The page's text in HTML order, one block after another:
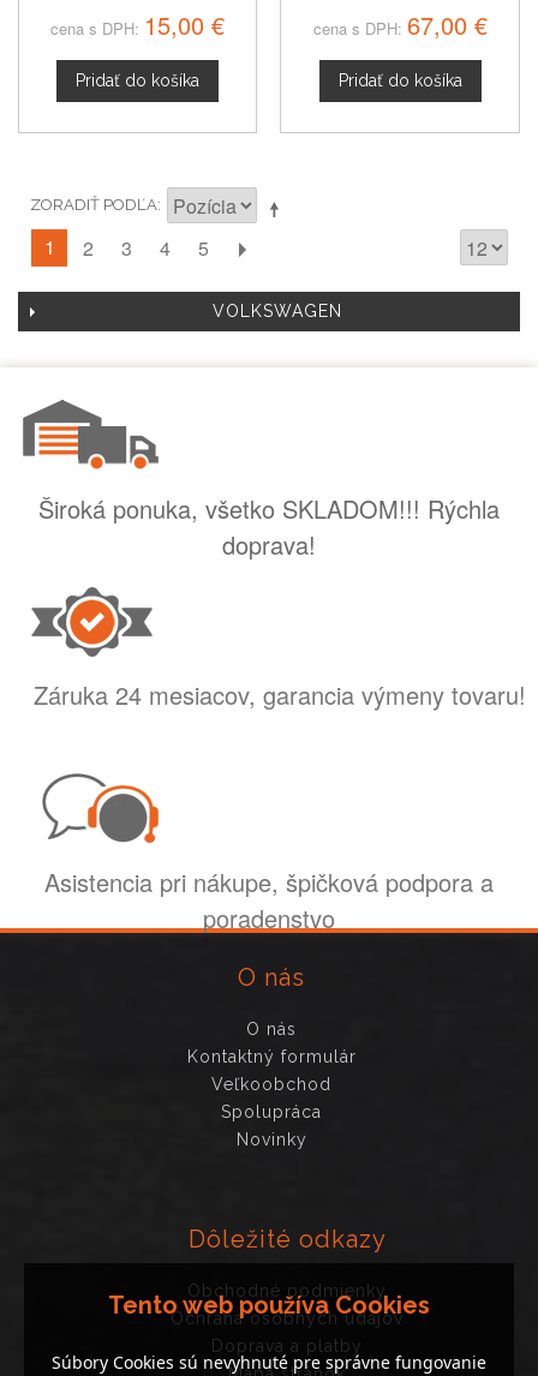
cena s DPH: 15,00 €
Pridať do košíka
3C0412522B
cena s DPH: 67,00 €
Pridať do košíka
ZORADIŤ PODĽA
1 2 3 4 5
VOLKSWAGEN
Široká ponuka, všetko SKLADOM!!! Rýchla
doprava!
Záruka 24 mesiacov, garancia výmeny tovaru!
Asistencia pri nákupe, špičková podpora a
poradenstvo
O nás
O nás
Kontaktný formulár
Veľkoobchod
Spolupráca
Novinky
Dôležité odkazy
Obchodné podmienky
Ochrana osobných údajov
Doprava a platby
Tento web používa Cookies
Súbory Cookies sú nevyhnuté pre správne fungovanie